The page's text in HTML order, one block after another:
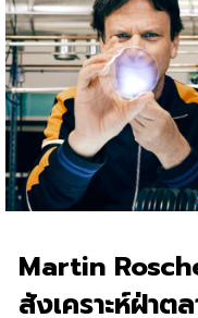
Martin
สังเคราะห์ฝ่า